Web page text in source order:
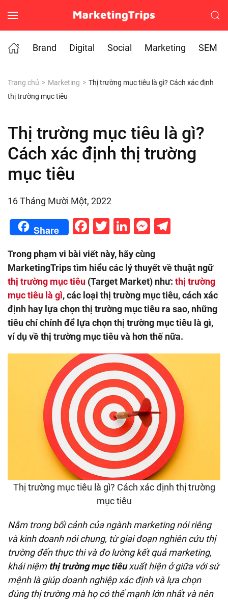
Skip to main content
Brand
Digital Social Marketing SEM
Trang chủ Marketing
Thị trường mục tiêu là gì? Cách xác định
thị trường mục tiêu
Thị trường mục tiêu là gì?
Cách xác định thị trường
mục tiêu
16 Tháng Mười Một, 2022
Share Facebook
Twitter
LinkedIn
Trong phạm vi bài viết này, hãy cùng
MarketingTrips tìm hiểu các lý thuyết về thuật ngữ
thị trường mục tiêu (Target Market) như: thị trường
mục tiêu là gì, các loại thị trường mục tiêu, cách xác
định hay lựa chọn thị trường mục tiêu ra sao, những
tiêu chí chính để lựa chọn thị trường mục tiêu là gì,
ví dụ về thị trường mục tiêu và hơn thế nữa.
Thị trường mục tiêu là gì? Cách xác định thị trường
mục tiêu
Nằm trong bối cảnh của ngành marketing nói riêng
và kinh doanh nói chung, từ giai đoạn nghiên cứu thị
trường đến thực thi và đo lường kết quả marketing,
khái niệmthị trường mục tiêuxuất hiện ở giữa với sứ
mệnh là giúp doanh nghiệp xác định và lựa chọn
đúng thị trường mà họ có thế mạnh lớn nhất và nên